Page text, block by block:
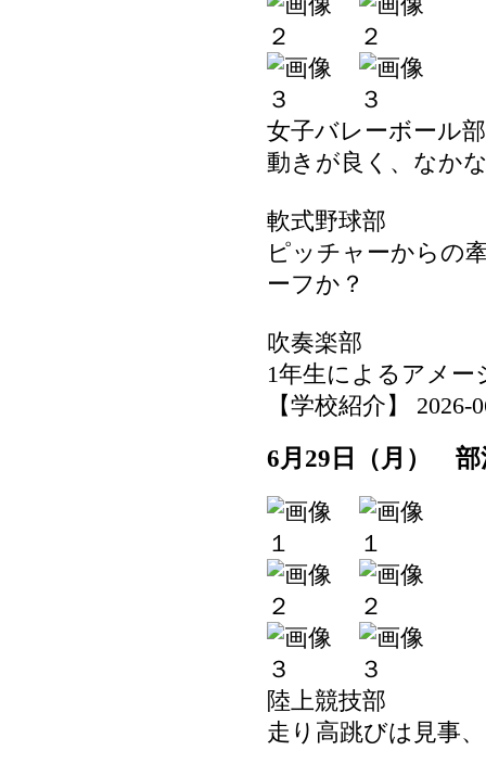
女子バレーボール部
動きが良く、なか
軟式野球部
ピッチャーからの
ーフか？
吹奏楽部
1年生によるアメ
【学校紹介】 2026-
6月29日（月） 部
陸上競技部
走り高跳びは見事